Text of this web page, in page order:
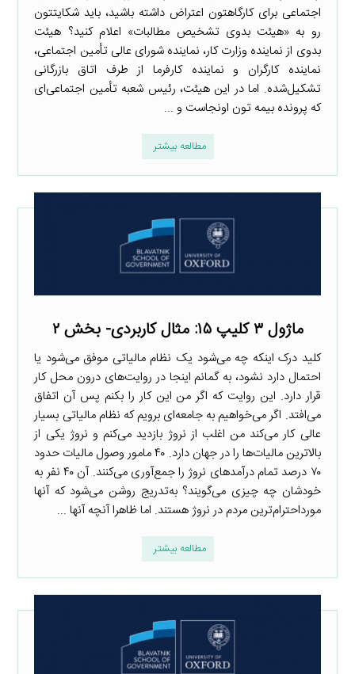
اجتماعی برای کارگاهتون اعتراض داشته باشید، باید شکایتتون
رو به «هیئت بدوی تشخیص مطالبات» اعلام کنید؟ هیئت
بدوی از نماینده وزارت کار، نماینده شورای عالی تأمین اجتماعی،
نماینده کارگران و نماینده کارفرما از طرف اتاق بازرگانی
تشکیل‌شده. اما در این هیئت، رئیس شعبه تأمین اجتماعی‌ای
که پرونده بیمه تون اونجاست و ...
مطالعه بیشتر
ماژول ۳ کلیپ ۱۵: مثال کاربردی- بخش ۲
کلید درک اینکه چه می‌شود یک نظام مالیاتی موفق می‌شود یا
احتمال دارد نشود، به گمانم اینجا در روایت‌های درون محل کار
قرار دارد. این روایت که اگر من این کار را بکنم پس آن اتفاق
می‌افتد. اگر می‌خواهیم به جامعه‌‌ای برویم که نظام مالیاتی بسیار
عالی کار می‌کند من اغلب از نروژ بازدید می‌کنم و نروژ یکی از
بالاترین مالیات‌ها را در جهان دارد. ۴۰ مامور وصول مالیات حدود
۷۰ درصد تمام درآمدهای نروژ را جمع‌آوری می‌کنند. آن ۴۰ نفر به
خودشان چه چیزی می‌گویند؟ به‌تدریج روشن می‌شود که آنها
مورداحترام‌ترین مردم در نروژ هستند. اما ظاهرا آنچه آنها ...
مطالعه بیشتر